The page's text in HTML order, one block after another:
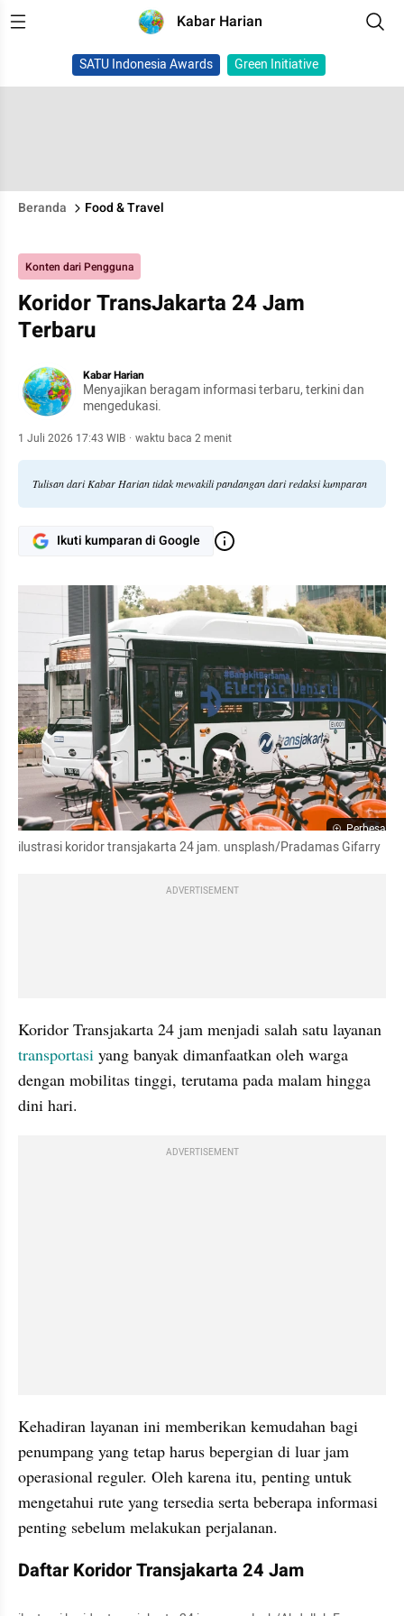
Kabar Harian
SATU Indonesia Awards Green Initiative
Beranda Food & Travel
Konten dari Pengguna
Koridor TransJakarta 24 Jam
Terbaru
Kabar Harian
Menyajikan beragam informasi terbaru, terkini dan
mengedukasi.
1 Juli 2026 17:43 WIB · waktu baca 2 menit
Tulisan dari Kabar Harian tidak mewakili pandangan dari redaksi kumparan
Ikuti kumparan di Google
Perbesar
ilustrasi koridor transjakarta 24 jam. unsplash/Pradamas Gifarry
ADVERTISEMENT
transportasi yang banyak dimanfaatkan oleh warga
dengan mobilitas tinggi, terutama pada malam hingga
dini hari.
ADVERTISEMENT
Kehadiran layanan ini memberikan kemudahan bagi
penumpang yang tetap harus bepergian di luar jam
operasional reguler. Oleh karena itu, penting untuk
mengetahui rute yang tersedia serta beberapa informasi
penting sebelum melakukan perjalanan.
Daftar Koridor Transjakarta 24 Jam